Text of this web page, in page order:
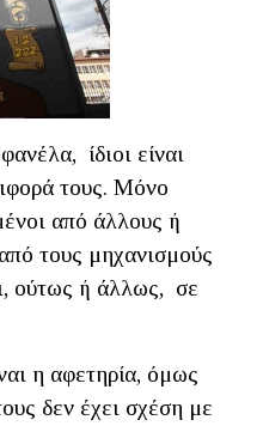
ίδιοι είναι
τους. Μόνο
από άλλους ή
τους μηχανισμούς
ούτως ή άλλως, σε
η αφετηρία, όμως
δεν έχει σχέση με